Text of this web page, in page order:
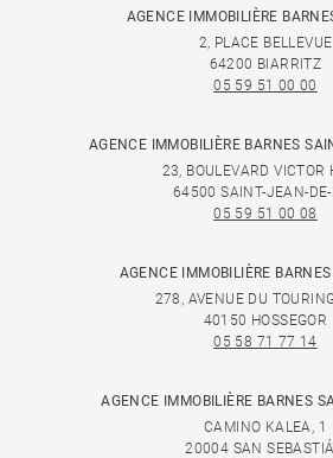
AGENCE IMMOBILIÈRE
2, PLACE BELLEVUE
64200 BIARRITZ
05 59 51 00 00
AGENCE IMMOBILIÈRE BARNES
23, BOULEVARD VICTOR
64500 SAINT-JEAN-
05 59 51 00 08
AGENCE IMMOBILIÈRE
278, AVENUE DU
40150 HOSSEGOR
05 58 71 77 14
AGENCE IMMOBILIÈRE BARNES
CAMINO KALEA, 1
20004 SAN